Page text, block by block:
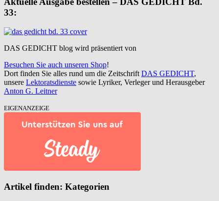
33:
DAS GEDICHT blog wird präsentiert von
Besuchen Sie auch unseren Shop!
Dort finden Sie alles rund um die Zeitschrift DAS GEDICHT,
unsere Lektoratsdienste sowie Lyriker, Verleger und Herausgeber
Anton G. Leitner
EIGENANZEIGE
Artikel finden: Kategorien